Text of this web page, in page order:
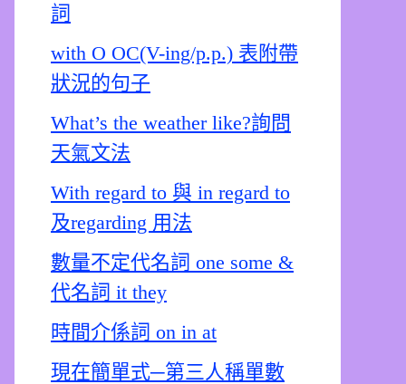
詞
with O OC(V-ing/p.p.) 表附帶
狀況的句子
What’s the weather like?詢問
天氣文法
With regard to 與 in regard to
及regarding 用法
數量不定代名詞 one some &
代名詞 it they
時間介係詞 on in at
現在簡單式─第三人稱單數